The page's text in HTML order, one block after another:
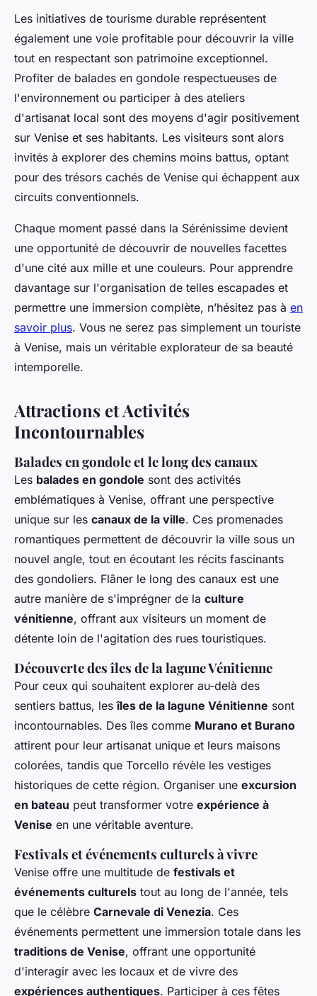
Les initiatives de tourisme durable représentent
également une voie profitable pour découvrir la ville
tout en respectant son patrimoine exceptionnel.
Profiter de balades en gondole respectueuses de
l'environnement ou participer à des ateliers
d'artisanat local sont des moyens d'agir positivement
sur Venise et ses habitants. Les visiteurs sont alors
invités à explorer des chemins moins battus, optant
pour des trésors cachés de Venise qui échappent aux
circuits conventionnels.
Chaque moment passé dans la Sérénissime devient
une opportunité de découvrir de nouvelles facettes
d'une cité aux mille et une couleurs. Pour apprendre
davantage sur l'organisation de telles escapades et
permettre une immersion complète, n’hésitez pas à en
savoir plus. Vous ne serez pas simplement un touriste
à Venise, mais un véritable explorateur de sa beauté
intemporelle.
Attractions et Activités
Incontournables
Balades en gondole et le long des canaux
Les balades en gondole sont des activités
emblématiques à Venise, offrant une perspective
unique sur les canaux de la ville. Ces promenades
romantiques permettent de découvrir la ville sous un
nouvel angle, tout en écoutant les récits fascinants
des gondoliers. Flâner le long des canaux est une
autre manière de s'imprégner de la culture
vénitienne, offrant aux visiteurs un moment de
détente loin de l'agitation des rues touristiques.
Découverte des îles de la lagune Vénitienne
Pour ceux qui souhaitent explorer au-delà des
sentiers battus, lesîles de la lagune Vénitienne sont
incontournables. Des îles comme Murano et Burano
attirent pour leur artisanat unique et leurs maisons
colorées, tandis que Torcello révèle les vestiges
historiques de cette région. Organiser une excursion
en bateau peut transformer votre expérience à
Venise en une véritable aventure.
Festivals et événements culturels à vivre
Venise offre une multitude de festivals et
événements culturels tout au long de l'année, tels
que le célèbre Carnevale di Venezia. Ces
événements permettent une immersion totale dans les
traditions de Venise, offrant une opportunité
d'interagir avec les locaux et de vivre des
expériences authentiques. Participer à ces fêtes